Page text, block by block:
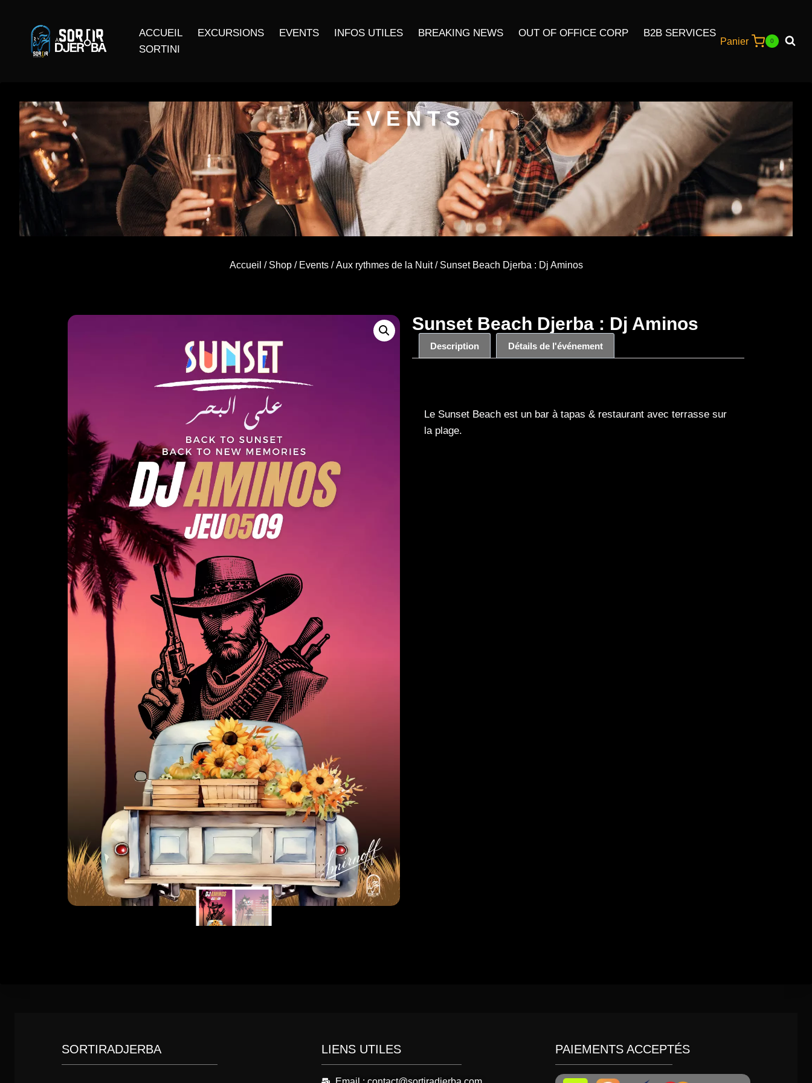
ACCUEIL EXCURSIONS EVENTS INFOS UTILES BREAKING NEWS OUT OF OFFICE CORP
B2B SERVICES
SORTINI
Panier 0
EVENTS
Accueil / Shop/ Events/Aux rythmes de la Nuit/ Sunset Beach Djerba : Dj Aminos
Sunset Beach Djerba : Dj Aminos
Description Détails de l'événement
Le Sunset Beach est un bar à tapas & restaurant avec terrasse sur
la plage.
SORTIRADJERBA LIENS UTILES PAIEMENTS ACCEPTÉS